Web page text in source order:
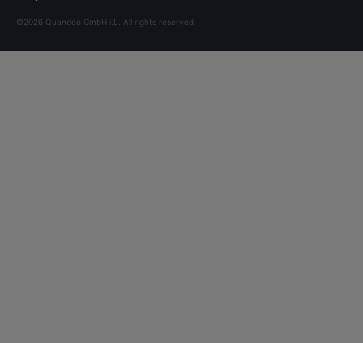
©2026 Quandoo GmbH i.L. All rights reserved